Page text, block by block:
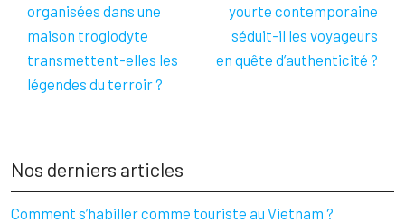
organisées dans une
maison troglodyte
transmettent-elles les
légendes du terroir ?
yourte contemporaine
séduit-il les voyageurs
en quête d’authenticité ?
Nos derniers articles
Comment s’habiller comme touriste au Vietnam ?